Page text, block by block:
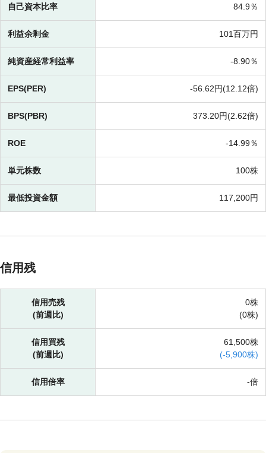
自己資本比率 84.9％
利益余剰金 101百万円
純資産経常利益率 -8.90％
EPS(PER) -56.62円(12.12倍)
BPS(PBR) 373.20円(2.62倍)
ROE -14.99％
単元株数 100株
最低投資金額 117,200円
信用残
信用売残
(前週比)
0株
(0株)
信用買残
(前週比)
61,500株
(-5,900株)
信用倍率 -倍